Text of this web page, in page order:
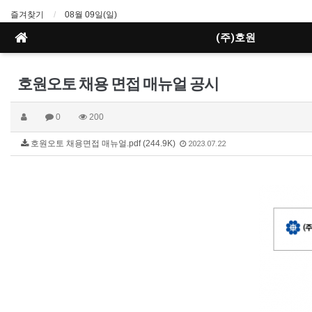
즐겨찾기 08월 09일(일)
(주)호원
호원오토 채용 면접 매뉴얼 공시
0 200
호원오토 채용면접 매뉴얼.pdf (244.9K) 2023.07.22